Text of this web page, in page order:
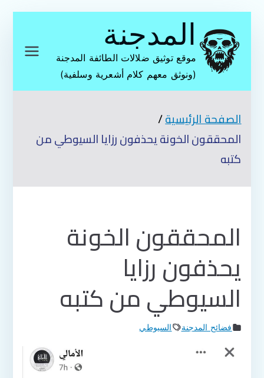
المحتوى
المدجنة
موقع توثيق ضلالات الطائفة المدجنة
(ونوثق معهم كلام أشعرية وسلفية)
الصفحة الرئيسية
المحققون الخونة يحذفون رزايا السيوطي من
كتبه
المحققون الخونة
يحذفون رزايا
السيوطي من كتبه
فضائح المدجنة السيوطي